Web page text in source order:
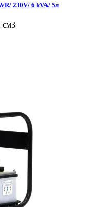
230V/ 6 kVA/ 5л
см3